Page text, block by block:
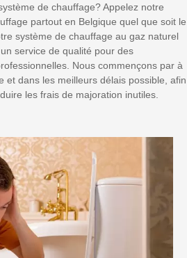
de chauffage? Appelez notre
partout en Belgique quel que soit le
système de chauffage au gaz naturel
service de qualité pour des
Nous commençons par à
et dans les meilleurs délais possible, afin
les frais de majoration inutiles.